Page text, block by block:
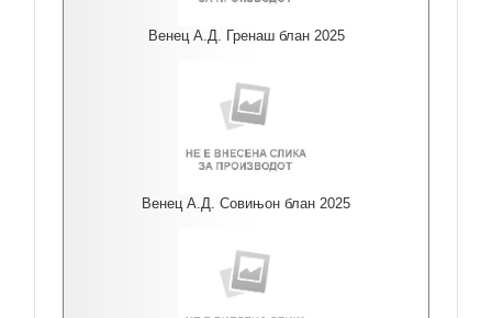
Венец А.Д. Гренаш блан 2025
Венец А.Д. Совињон блан 2025